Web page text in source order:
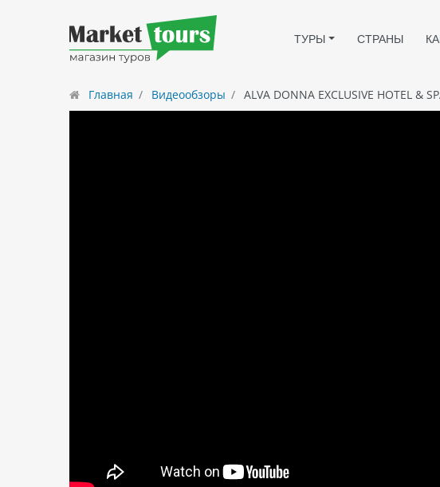
ТУРЫ СТРАНЫ
Главная Видеообзоры ALVA DONNA EXCLUSIVE HOTEL &